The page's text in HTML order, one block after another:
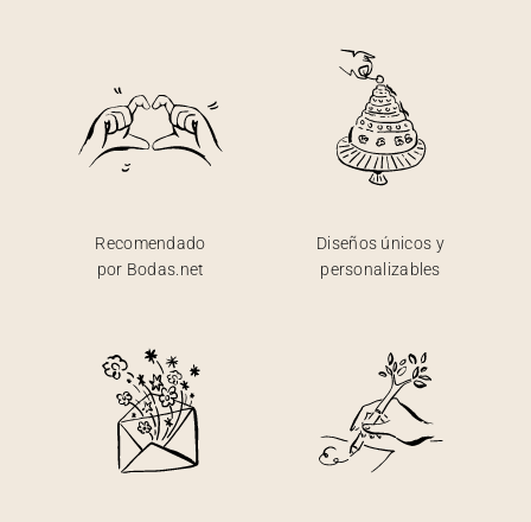
Recomendado
por Bodas.net
Diseños únicos y
personalizables